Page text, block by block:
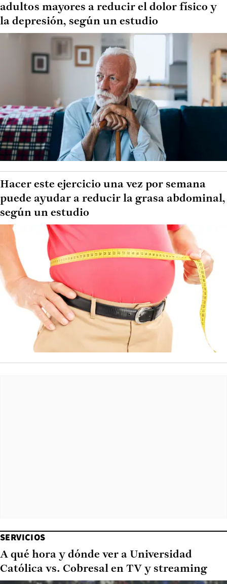
adultos mayores a reducir el dolor físico y
la depresión, según un estudio
Hacer este ejercicio una vez por semana
puede ayudar a reducir la grasa abdominal,
según un estudio
SERVICIOS
A qué hora y dónde ver a Universidad
Católica vs. Cobresal en TV y streaming